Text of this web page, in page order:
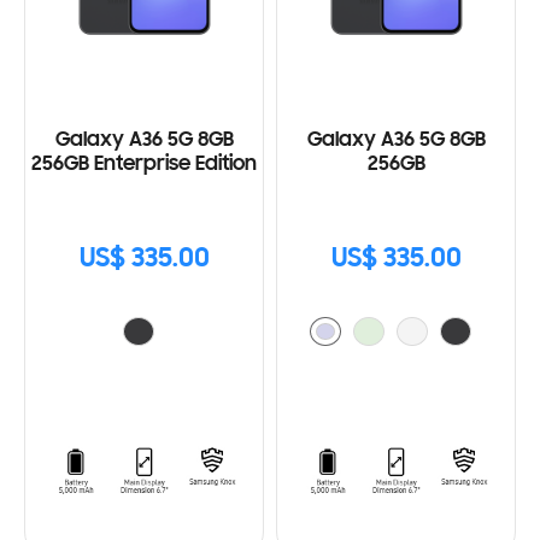
Galaxy A36 5G 8GB
256GB Enterprise Edition
US$ 335.00
Galaxy A36 5G 8GB
256GB
US$ 335.00